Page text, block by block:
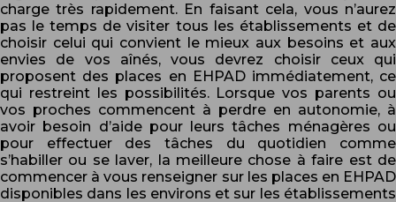
charge très rapidement. En faisant cela, vous n’aurez
pas le temps de visiter tous les établissements et de
choisir celui qui convient le mieux aux besoins et aux
envies de vos aînés, vous devrez choisir ceux qui
proposent des places en EHPAD immédiatement, ce
qui restreint les possibilités. Lorsque vos parents ou
vos proches commencent à perdre en autonomie, à
avoir besoin d’aide pour leurs tâches ménagères ou
pour effectuer des tâches du quotidien comme
s’habiller ou se laver, la meilleure chose à faire est de
commencer à vous renseigner sur les places en EHPAD
disponibles dans les environs et sur les établissements